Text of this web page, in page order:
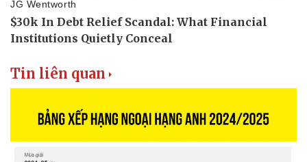
Tin liên quan